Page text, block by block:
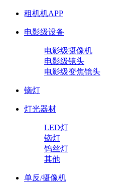
租机机APP
电影级设备
电影级摄像机
电影级镜头
电影级变焦镜头
镝灯
灯光器材
LED灯
镝灯
钨丝灯
其他
单反/摄像机